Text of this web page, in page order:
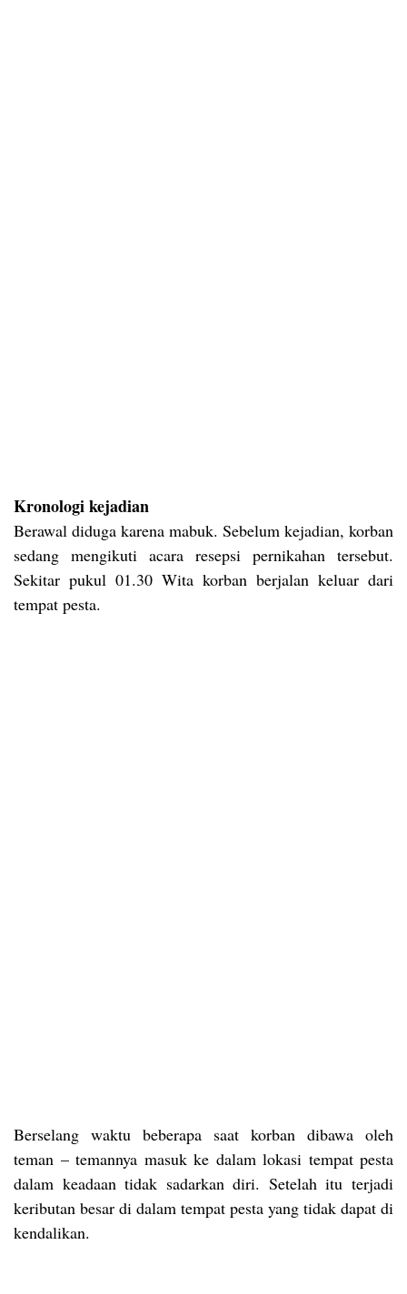
Kronologi kejadian
Berawal diduga karena mabuk. Sebelum kejadian, korban
sedang mengikuti acara resepsi pernikahan tersebut.
Sekitar pukul 01.30 Wita korban berjalan keluar dari
tempat pesta.
Berselang waktu beberapa saat korban dibawa oleh
teman – temannya masuk ke dalam lokasi tempat pesta
dalam keadaan tidak sadarkan diri. Setelah itu terjadi
keributan besar di dalam tempat pesta yang tidak dapat di
kendalikan.